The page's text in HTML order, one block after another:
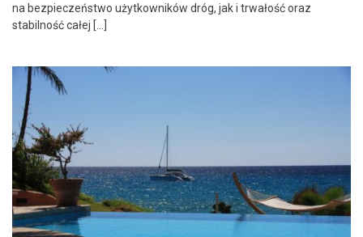
na bezpieczeństwo użytkowników dróg, jak i trwałość oraz
stabilność całej […]